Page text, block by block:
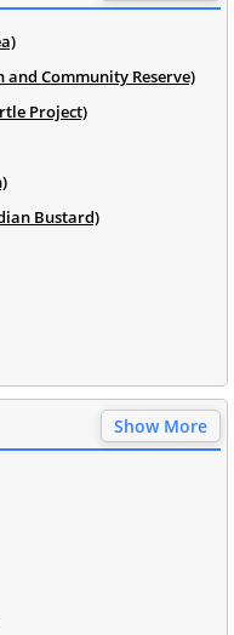
and Community Reserve)
Project)
Bustard)
Show More